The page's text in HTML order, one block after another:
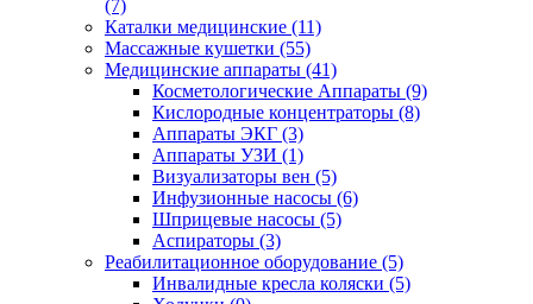
(7)
Каталки медицинские (11)
Массажные кушетки (55)
Медицинские аппараты (41)
Косметологические Аппараты (9)
Кислородные концентраторы (8)
Аппараты ЭКГ (3)
Аппараты УЗИ (1)
Визуализаторы вен (5)
Инфузионные насосы (6)
Шприцевые насосы (5)
Аспираторы (3)
Реабилитационное оборудование (5)
Инвалидные кресла коляски (5)